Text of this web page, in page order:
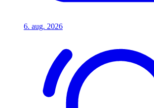
6. aug. 2026